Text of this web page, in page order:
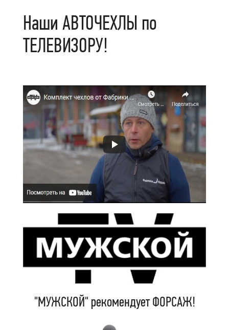
Наши АВТОЧЕХЛЫ по
ТЕЛЕВИЗОРУ!
"МУЖСКОЙ" рекомендует ФОРСАЖ!